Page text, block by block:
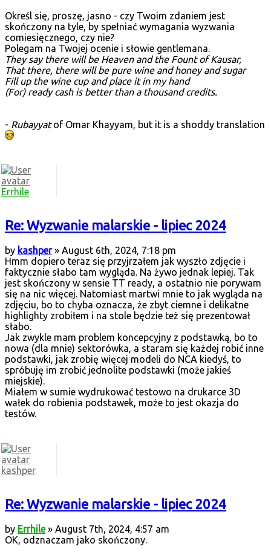
Określ się, proszę, jasno - czy Twoim zdaniem jest
skończony na tyle, by spełniać wymagania wyzwania
comiesięcznego, czy nie?
Polegam na Twojej ocenie i słowie gentlemana.
They say there will be Heaven and the Fount of Kausar,
That there, there will be pure wine and honey and sugar
Fill up the wine cup and place it in my hand
(For) ready cash is better than a thousand credits.
- Rubayyatof Omar Khayyam, but it is a shoddy translation
Errhile
Re: Wyzwanie malarskie - lipiec 2024
by kashper» August 6th, 2024, 7:18 pm
Hmm dopiero teraz się przyjrzałem jak wyszło zdjęcie i
faktycznie słabo tam wygląda. Na żywo jednak lepiej. Tak
jest skończony w sensie TT ready, a ostatnio nie porywam
się na nic więcej. Natomiast martwi mnie to jak wygląda na
zdjęciu, bo to chyba oznacza, że zbyt ciemne i delikatne
highlighty zrobiłem i na stole będzie też się prezentował
słabo.
Jak zwykle mam problem koncepcyjny z podstawką, bo to
nowa (dla mnie) sektorówka, a staram się każdej robić inne
podstawki, jak zrobię więcej modeli do NCA kiedyś, to
spróbuję im zrobić jednolite podstawki (może jakieś
miejskie).
Miałem w sumie wydrukować testowo na drukarce 3D
wałek do robienia podstawek, może to jest okazja do
testów.
kashper
Re: Wyzwanie malarskie - lipiec 2024
by Errhile» August 7th, 2024, 4:57 am
OK, odznaczam jako skończony.